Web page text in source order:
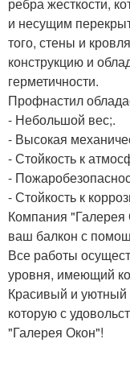
и несущим
того, стены и
конструкцию и
герметичности.
Профнастил
- Небольшой вес;.
- Высокая
- Стойкость к
-
- Стойкость к
Компания "Галерея
ваш балкон с
Все работы
уровня, имеющий
Красивый и уютный
которую с
"Галерея Окон"!